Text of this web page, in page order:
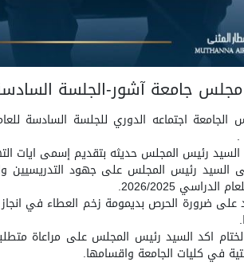
جامعة آشور-الجلسة السادسة
.
رئيس المجلس حديثه بتقديم إسمى ايات
رئيس المجلس على جهود التدريسيين
2026/2025.
ضرورة الحرص بديمومة زخم العطاء في انجاز
اكد السيد رئيس المجلس على مراعاة
في كليات الجامعة واقسامها.